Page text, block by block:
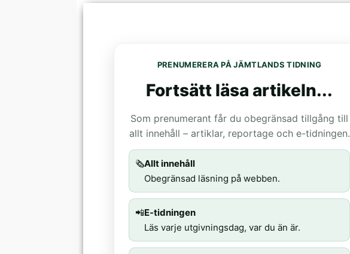
PRENUMERERA PÅ JÄMTLANDS TIDNING
Fortsätt läsa artikeln...
Som prenumerant får du obegränsad tillgång till
allt innehåll – artiklar, reportage och e-tidningen.
🗞️Allt innehåll
Obegränsad läsning på webben.
📲E-tidningen
Läs varje utgivningsdag, var du än är.